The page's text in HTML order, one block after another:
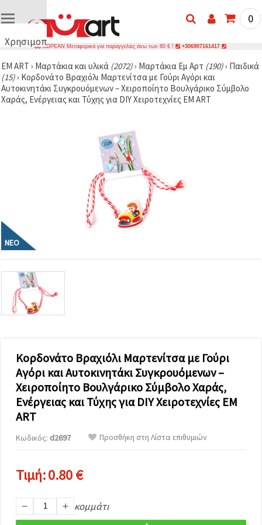
Χρησιμοποιούμε
🍪
Χρησιμοποιούμε
cookies και
παρόμοιες
συγκατάθεσή
σας, να
αναλύουμε
την
και να
προβάλλουμε
πιο σχετικό
περιεχόμενο
και
τη βοήθεια
συνεργατών
μας για
αναλύσεις
μάρκετινγκ.
Μπορείτε
συμφωνήσετε
όλα τα
cookies
κλικ στον
ιστότοπο!
0
ΔΩΡΕΑΝ Μεταφορικά για παραγγελίες άνω των 80 € ! +306907161417
EM ART › Μαρτάκια και υλικά (2072)› Μαρτάκια Еμ Аρτ (190)› Παιδικά
(15)› Κορδονάτο Βραχιόλι Μαρτενίτσα με Γούρι Αγόρι και
Αυτοκινητάκι Συγκρουόμενων – Χειροποίητο Βουλγάρικο Σύμβολο
Χαράς, Ενέργειας και Τύχης για DIY Χειροτεχνίες EM ART
ΝΈΟ
Κορδονάτο Βραχιόλι Μαρτενίτσα με Γούρι
Αγόρι και Αυτοκινητάκι Συγκρουόμενων –
Χειροποίητο Βουλγάρικο Σύμβολο Χαράς,
Ενέργειας και Τύχης για DIY Χειροτεχνίες EM
ART
Κωδικός: d2697 Προσθήκη στη Λίστα επιθυμιών
Τιμή:0.80 €
κομμάτι